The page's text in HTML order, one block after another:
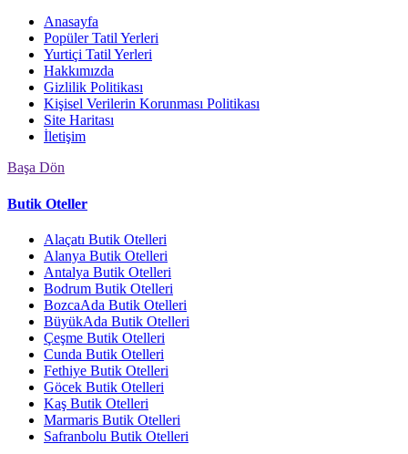
Anasayfa
Popüler Tatil Yerleri
Yurtiçi Tatil Yerleri
Hakkımızda
Gizlilik Politikası
Kişisel Verilerin Korunması Politikası
Site Haritası
İletişim
Başa Dön
Butik Oteller
Alaçatı Butik Otelleri
Alanya Butik Otelleri
Antalya Butik Otelleri
Bodrum Butik Otelleri
BozcaAda Butik Otelleri
BüyükAda Butik Otelleri
Çeşme Butik Otelleri
Cunda Butik Otelleri
Fethiye Butik Otelleri
Göcek Butik Otelleri
Kaş Butik Otelleri
Marmaris Butik Otelleri
Safranbolu Butik Otelleri